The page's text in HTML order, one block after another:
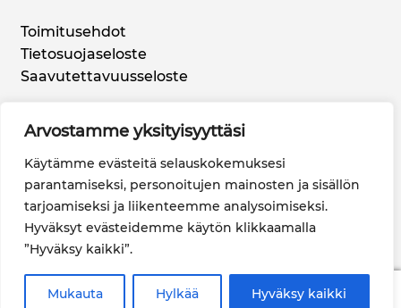
Arvostamme yksityisyyttäsi
Käytämme evästeitä selauskokemuksesi
parantamiseksi, personoitujen mainosten ja sisällön
tarjoamiseksi ja liikenteemme analysoimiseksi.
Hyväksyt evästeidemme käytön klikkaamalla
”Hyväksy kaikki”.
Mukauta Hylkää Hyväksy kaikki
Toimitusehdot
Tietosuojaseloste
Saavutettavuusseloste
Sosiaalinen Media
0